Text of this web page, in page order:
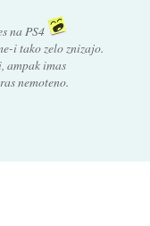
na PS4
i tako zelo znizajo.
ampak imas
nemoteno.